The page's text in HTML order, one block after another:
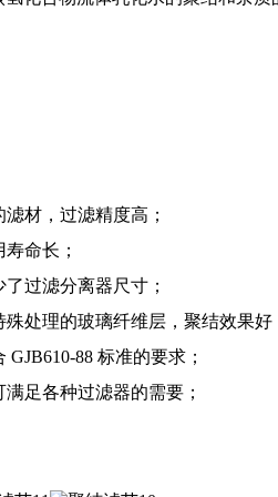
材，过滤精度高；
命长；
过滤分离器尺寸；
殊处理的玻璃纤维层，聚结效果好
88 标准的要求；
足各种过滤器的需要；